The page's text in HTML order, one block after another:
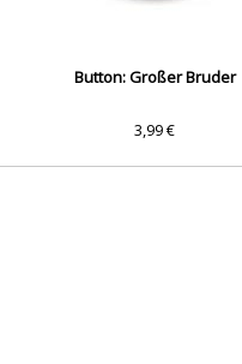
Button: Großer Bruder
3,99 €